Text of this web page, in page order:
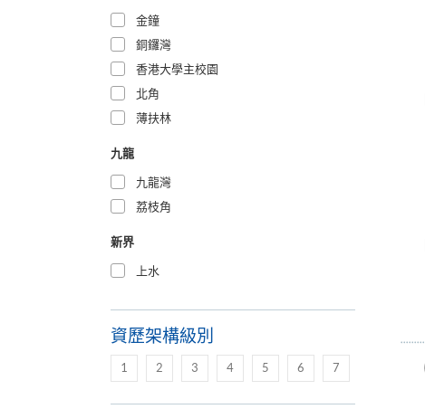
金鐘
銅鑼灣
香港大學主校園
北角
薄扶林
九龍
九龍灣
荔枝角
新界
上水
資歷架構級別
1 2 3 4 5 6 7